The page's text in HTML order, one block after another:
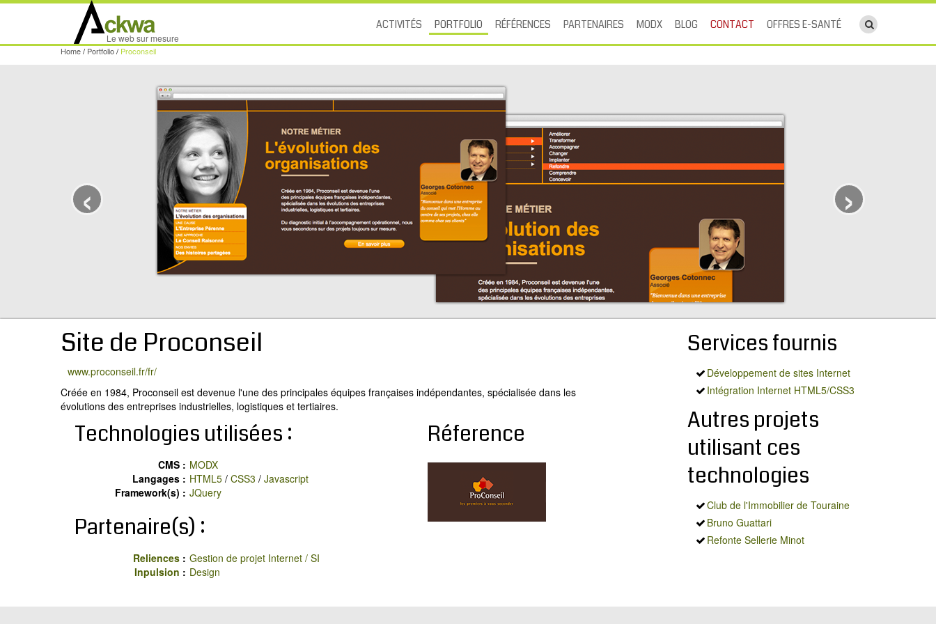
Le web sur mesure
ACTIVITÉS PORTFOLIO RÉFÉRENCES PARTENAIRES MODX BLOG CONTACT OFFRES E-SANTÉ ouvrir le
Home/ Portfolio/ Proconseil
‹ ›
Site de Proconseil
www.proconseil.fr/fr/
Créée en 1984, Proconseil est devenue l'une des principales équipes françaises indépendantes, spécialisée dans les
évolutions des entreprises industrielles, logistiques et tertiaires.
Réference
Technologies utilisées :
CMS : MODX
Langages : HTML5/ CSS3 / Javascript
Framework(s) : JQuery
Partenaire(s) :
Reliences : Gestion de projet Internet / SI
Inpulsion : Design
Services fournis
Développement de sites Internet
Intégration Internet HTML5/CSS3
Autres projets
utilisant ces
technologies
Club de l'Immobilier de Touraine
Bruno Guattari
Refonte Sellerie Minot